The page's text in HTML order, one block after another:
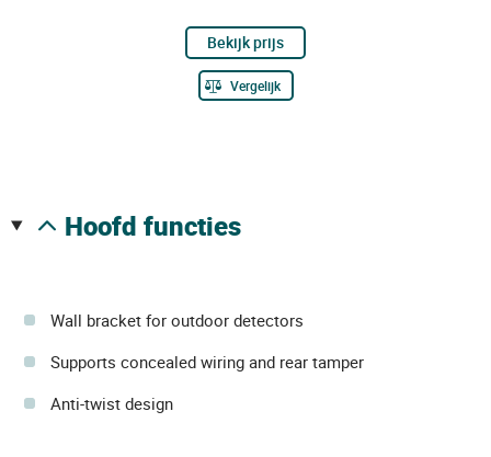
Bekijk prijs
Vergelijk
hoofd functies
Wall bracket for outdoor detectors
Supports concealed wiring and rear tamper
Anti-twist design